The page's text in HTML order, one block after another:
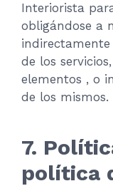
Interiorista
obligándose a
de los
elementos , o
de los mismos.
7.
política